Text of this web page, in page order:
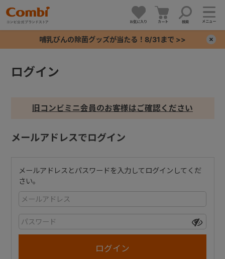
お気に入り カート 検索 メニュー
哺乳びんの除菌グッズが当たる！8/31まで >>
ログイン
旧コンビミニ会員のお客様はご確認ください
メールアドレスでログイン
メールアドレスとパスワードを入力してログインしてくだ
さい。